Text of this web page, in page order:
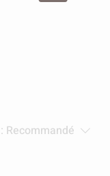
Recommandé